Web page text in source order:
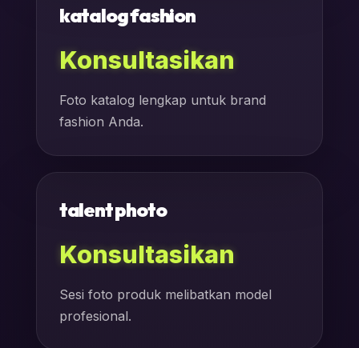
katalog fashion
Konsultasikan
Foto katalog lengkap untuk brand
fashion Anda.
talent photo
Konsultasikan
Sesi foto produk melibatkan model
profesional.